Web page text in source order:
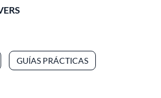
GUÍAS PRÁCTICAS